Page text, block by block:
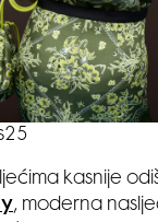
kasnije
, moderna